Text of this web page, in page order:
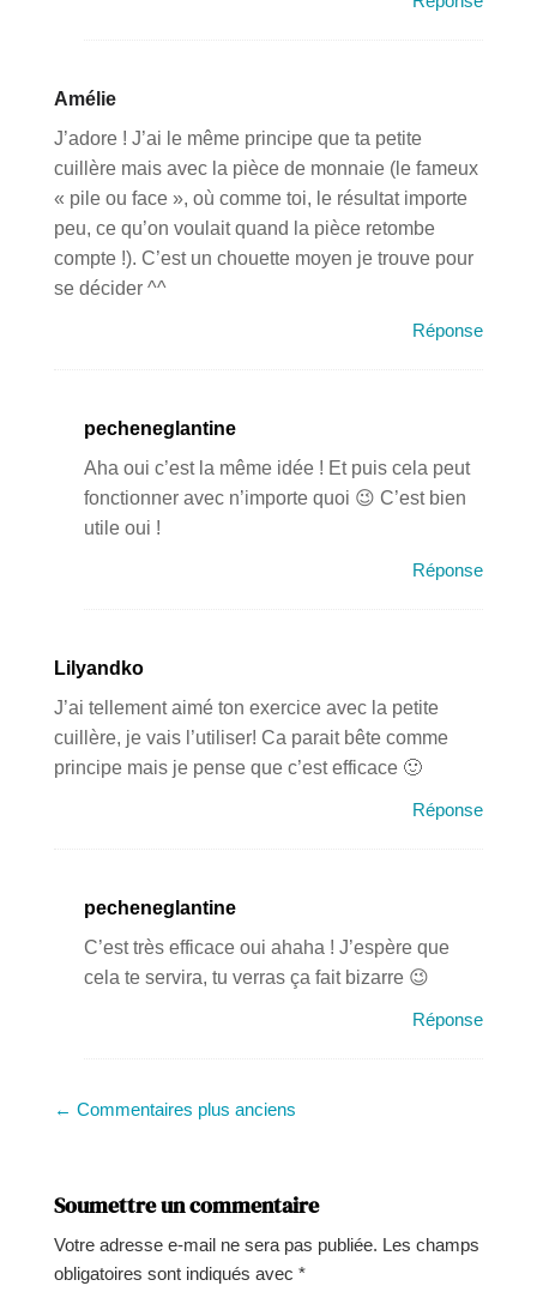
Amélie
J’adore ! J’ai le même principe que ta petite
cuillère mais avec la pièce de monnaie (le fameux
« pile ou face », où comme toi, le résultat importe
peu, ce qu’on voulait quand la pièce retombe
compte !). C’est un chouette moyen je trouve pour
se décider ^^
Réponse
pecheneglantine
Aha oui c’est la même idée ! Et puis cela peut
fonctionner avec n’importe quoi 😉 C’est bien
utile oui !
Réponse
Lilyandko
J’ai tellement aimé ton exercice avec la petite
cuillère, je vais l’utiliser! Ca parait bête comme
principe mais je pense que c’est efficace 🙂
Réponse
pecheneglantine
C’est très efficace oui ahaha ! J’espère que
cela te servira, tu verras ça fait bizarre 😉
Réponse
← Commentaires plus anciens
Soumettre un commentaire
Votre adresse e-mail ne sera pas publiée. Les champs
obligatoires sont indiqués avec *